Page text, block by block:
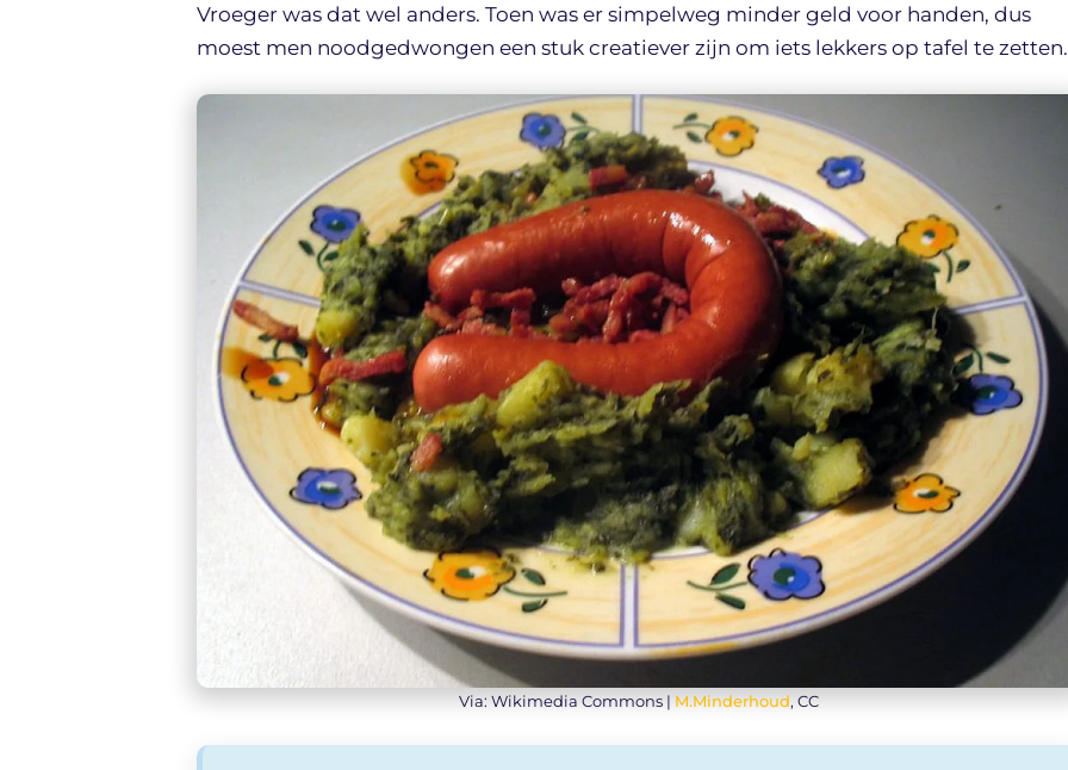
Vroeger was dat wel anders. Toen was er simpelweg minder geld voor handen, dus
moest men noodgedwongen een stuk creatiever zijn om iets lekkers op tafel te zetten.
Via: Wikimedia Commons | M.Minderhoud, CC